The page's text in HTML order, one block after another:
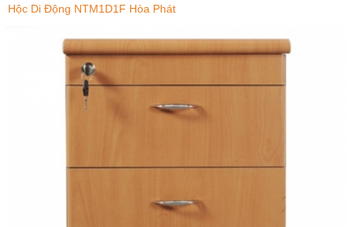
Hộc Di Động NTM1D1F Hòa Phát